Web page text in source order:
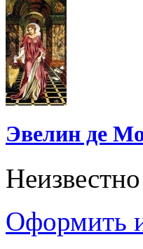
Эвелин де
Неизвестно
Оформить и